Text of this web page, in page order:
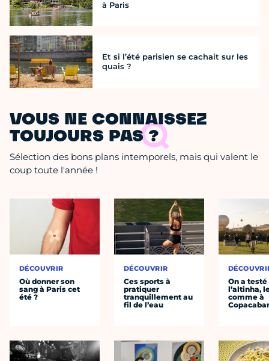
à Paris
Et si l’été parisien se cachait sur les
quais ?
VOUS NE CONNAISSEZ
TOUJOURS PAS ?
Sélection des bons plans intemporels, mais qui valent le
coup toute l'année !
DÉCOUVRIR
Où donner son
sang à Paris cet
été ?
DÉCOUVRIR
Ces sports à
pratiquer
tranquillement au
fil de l’eau
On a testé
l’altinha,
comme à